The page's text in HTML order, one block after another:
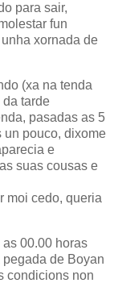
para sair,
fun
xornada de
(xa na tenda
tarde
pasadas as 5
un pouco, dixome
e
suas cousas e
moi cedo, queria
00.00 horas
de Boyan
condicions non